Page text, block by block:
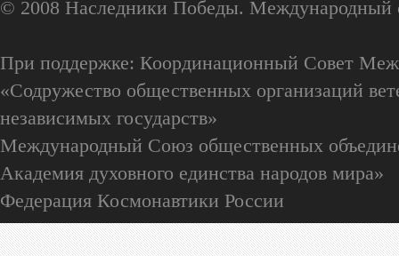
© 2008 Наследники Победы. Международный
При поддержке: Координационный Совет
«Содружество общественных организаций
независимых государств»
Международный Союз общественных
Академия духовного единства народов мира»
Федерация Космонавтики России